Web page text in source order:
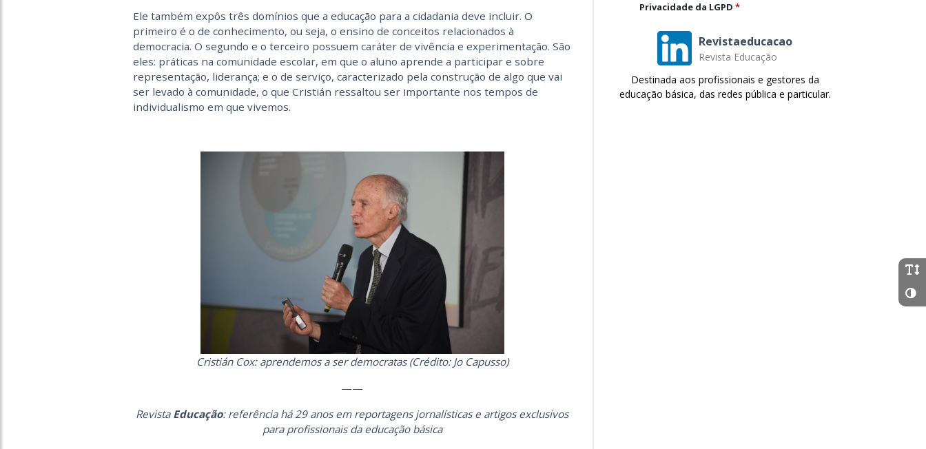
Ele também expôs três domínios que a educação para a cidadania deve incluir. O
primeiro é o de conhecimento, ou seja, o ensino de conceitos relacionados à
democracia. O segundo e o terceiro possuem caráter de vivência e experimentação. São
eles: práticas na comunidade escolar, em que o aluno aprende a participar e sobre
representação, liderança; e o de serviço, caracterizado pela construção de algo que vai
ser levado à comunidade, o que Cristián ressaltou ser importante nos tempos de
individualismo em que vivemos.
Cristián Cox: aprendemos a ser democratas (Crédito: Jo Capusso)
——
Revista Educação: referência há 29 anos em reportagens jornalísticas e artigos exclusivos
para profissionais da educação básica
Privacidade da LGPD *
Revistaeducacao
Revista Educação
Destinada aos profissionais e gestores da
educação básica, das redes pública e particular.